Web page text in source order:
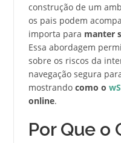
construção de um
os pais podem
importa para manter
Essa abordagem
sobre os riscos da
navegação segura
mostrando como o
online.
Por Que o